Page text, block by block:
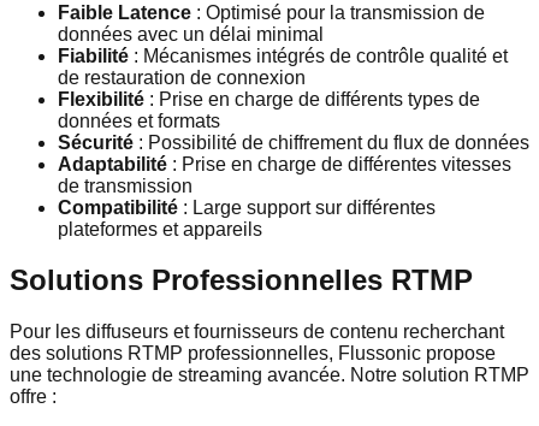
Faible Latence : Optimisé pour la transmission de
données avec un délai minimal
Fiabilité : Mécanismes intégrés de contrôle qualité et
de restauration de connexion
Flexibilité : Prise en charge de différents types de
données et formats
Sécurité : Possibilité de chiffrement du flux de données
Adaptabilité : Prise en charge de différentes vitesses
de transmission
Compatibilité : Large support sur différentes
plateformes et appareils
Solutions Professionnelles RTMP
Pour les diffuseurs et fournisseurs de contenu recherchant
des solutions RTMP professionnelles, Flussonic propose
une technologie de streaming avancée. Notre solution RTMP
offre :